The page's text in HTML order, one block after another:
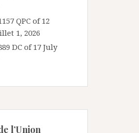
QPC of 12
1, 2026
DC of 17 July
l’Union